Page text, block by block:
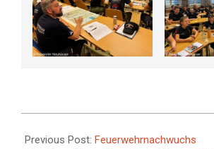
10-
Previous Post: Feuerwehrnachwuchs